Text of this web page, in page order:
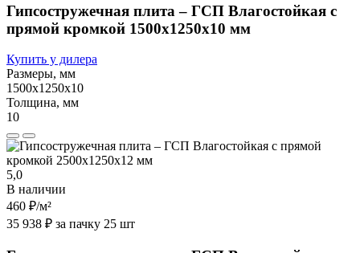
Гипсостружечная плита – ГСП Влагостойкая с
прямой кромкой 1500х1250х10 мм
Купить у дилера
Размеры, мм
1500х1250х10
Толщина, мм
10
5,0
В наличии
460 ₽/м²
35 938 ₽ за пачку 25 шт